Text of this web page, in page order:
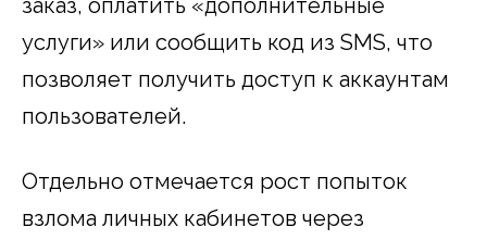
услуги» или сообщить код из SMS, что
позволяет получить доступ к аккаунтам
пользователей.
Отдельно отмечается рост попыток
взлома личных кабинетов через